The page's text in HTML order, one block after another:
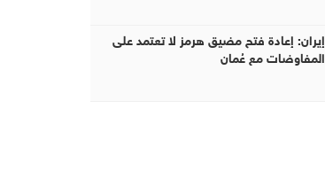
إيران: إعادة فتح مضيق هرمز لا تعتمد على
المفاوضات مع عُمان